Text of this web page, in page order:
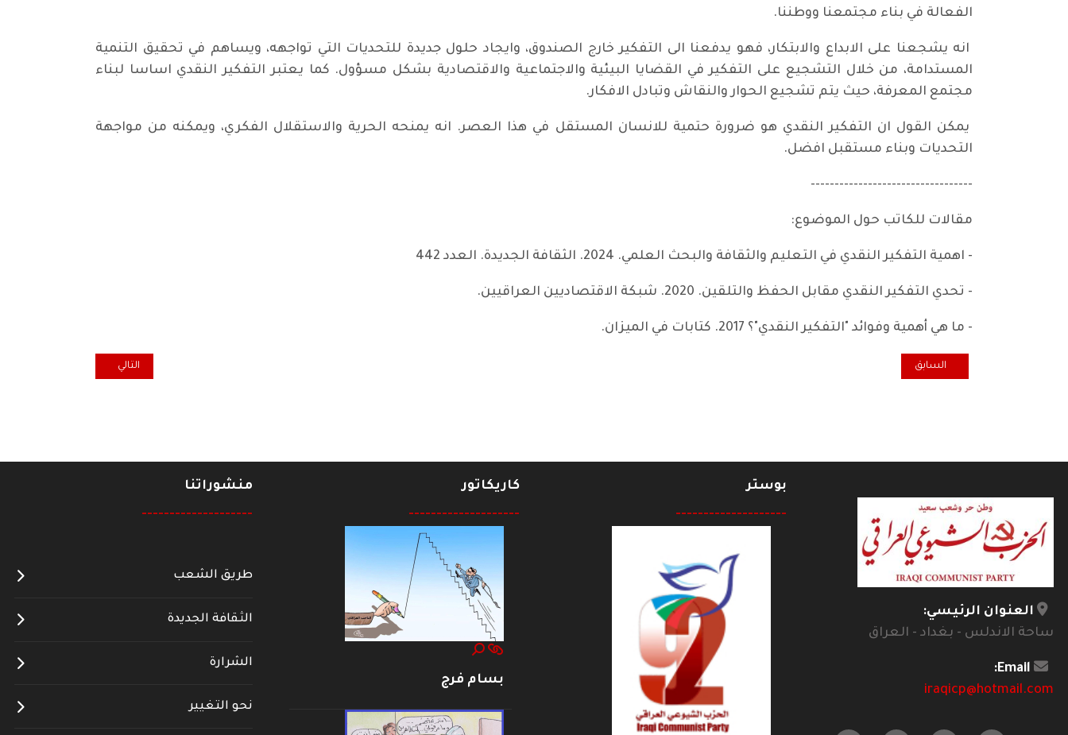
الفعالة في بناء مجتمعنا ووطننا.
انه يشجعنا على الابداع والابتكار، فهو يدفعنا الى التفكير خارج الصندوق، وايجاد حلول جديدة للتحديات التي تواجهه، ويساهم في تحقيق التنمية
المستدامة، من خلال التشجيع على التفكير في القضايا البيئية والاجتماعية والاقتصادية بشكل مسؤول. كما يعتبر التفكير النقدي اساسا لبناء
مجتمع المعرفة، حيث يتم تشجيع الحوار والنقاش وتبادل الافكار.
يمكن القول ان التفكير النقدي هو ضرورة حتمية للانسان المستقل في هذا العصر. انه يمنحه الحرية والاستقلال الفكري، ويمكنه من مواجهة
التحديات وبناء مستقبل افضل.
----------------------------------
مقالات للكاتب حول الموضوع:
- اهمية التفكير النقدي في التعليم والثقافة والبحث العلمي. 2024. الثقافة الجديدة. العدد 442
- تحدي التفكير النقدي مقابل الحفظ والتلقين. 2020. شبكة الاقتصاديين العراقيين.
- ما هي أهمية وفوائد "التفكير النقدي"؟ 2017. كتابات في الميزان.
المقال السابق: ما المنتظر بعد استئناف الحرب الإسرائيلية على قطاع غزة؟
السابق المقال التالي: الفاشية
التالي
العنوان الرئيسي:
ساحة الاندلس - بغداد - العراق
Email:
iraqicp@hotmail.com
بوستر
--------------------
كاريكاتور
--------------------
بسام فرج
منشوراتنا
--------------------
طريق الشعب
الثقافة الجديدة
الشرارة
نحو التغيير